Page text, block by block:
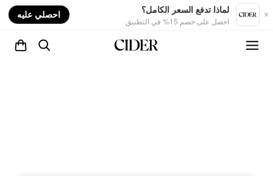
لماذا تدفع السعر الكامل؟
احصل على خصم 15% في التطبيق
احصلي عليه